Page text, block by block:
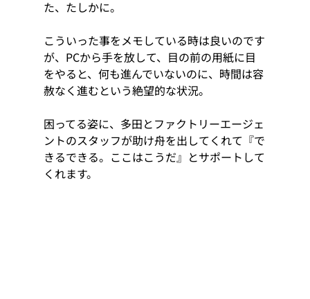
た、たしかに。
こういった事をメモしている時は良いのです
が、PCから手を放して、目の前の用紙に目
をやると、何も進んでいないのに、時間は容
赦なく進むという絶望的な状況。
困ってる姿に、多田とファクトリーエージェ
ントのスタッフが助け舟を出してくれて『で
きるできる。ここはこうだ』とサポートして
くれます。